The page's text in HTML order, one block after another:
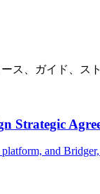
ス、ガイド、スト
Strategic
and